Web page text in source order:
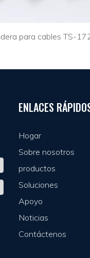
para cables TS-
ENLACES
Hogar
Sobre nosotros
productos
Soluciones
Apoyo
Noticias
Contáctenos